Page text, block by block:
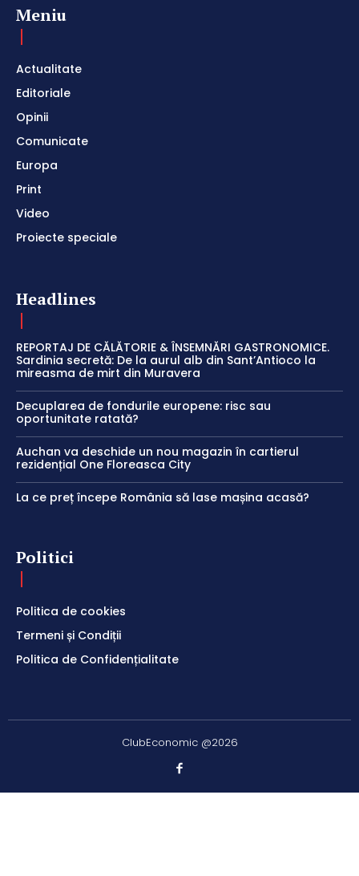
Meniu
Actualitate
Editoriale
Opinii
Comunicate
Europa
Print
Video
Proiecte speciale
Headlines
REPORTAJ DE CĂLĂTORIE & ÎNSEMNĂRI GASTRONOMICE.
Sardinia secretă: De la aurul alb din Sant’Antioco la
mireasma de mirt din Muravera
Decuplarea de fondurile europene: risc sau
oportunitate ratată?
Auchan va deschide un nou magazin în cartierul
rezidențial One Floreasca City
La ce preț începe România să lase mașina acasă?
Politici
Politica de cookies
Termeni și Condiții
Politica de Confidențialitate
ClubEconomic @2026